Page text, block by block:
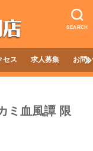
SEARCH
セス 求人募集 お問
ミ血風譚 限